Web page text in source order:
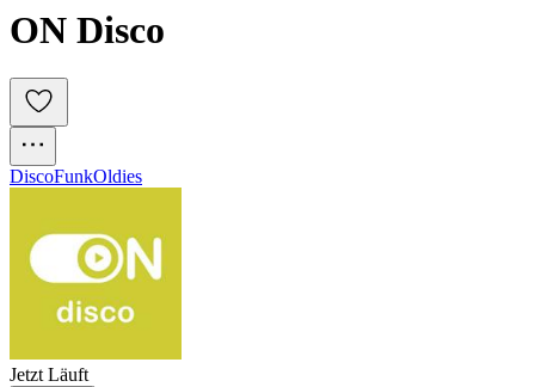
ON Disco
DiscoFunkOldies
Jetzt Läuft